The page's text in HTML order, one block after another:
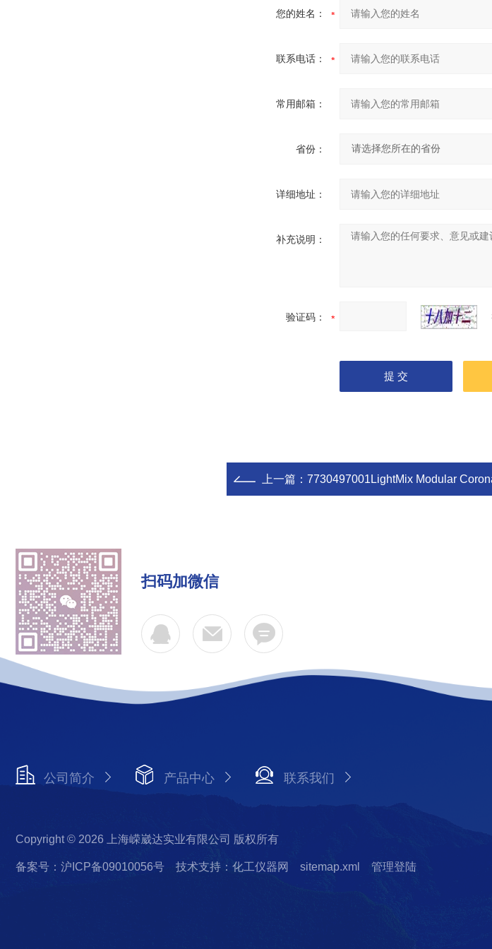
您的姓名：
联系电话：
常用邮箱：
省份：
详细地址：
补充说明：
验证码：
上一篇： 7730497001LightMix Modular
扫码加微信
公司简介 产品中心 联系我们
Copyright © 2026 上海嵘崴达实业有限公司 版权所有
备案号：沪ICP备09010056号 技术支持：化工仪器网 sitemap.xml 管理登陆